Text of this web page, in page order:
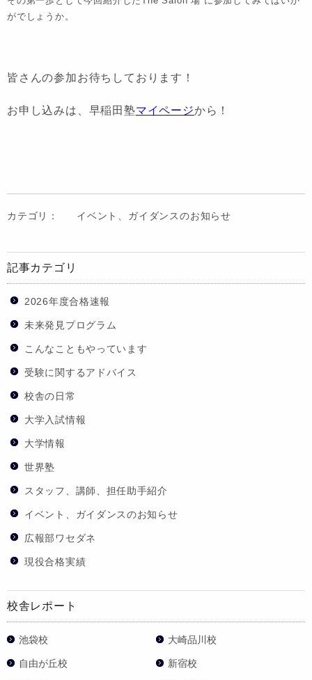
がでしょうか。
皆さんの参加お待ちしております！
お申し込みは、早稲田塾マイページから！
カテゴリ： イベント、ガイダンスのお知らせ
記事カテゴリ
2026年度合格速報
未来発見プログラム
こんなこともやっています
受験に関するアドバイス
校舎の日常
大学入試情報
大学情報
世界塾
スタッフ、講師、担任助手紹介
イベント、ガイダンスのお知らせ
広報部ワセダネ
現役合格実績
校舎レポート
池袋校 大崎品川校
自由が丘校 新宿校